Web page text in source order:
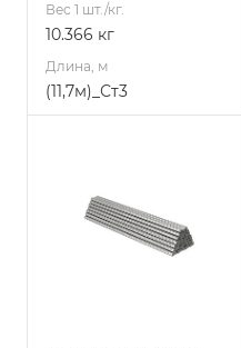
Вес 1 шт./кг.
10.366 кг
Длина, м
(11,7м)_Ст3